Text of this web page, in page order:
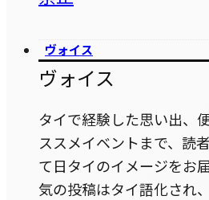
ヴォイス
ヴォイス
タイで経験した思い出、
ススメイベントまで、読
て日タイのイメージをお
気の投稿はタイ語化され